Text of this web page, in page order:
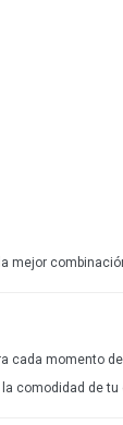
mejor
cada momento
comodidad de tu